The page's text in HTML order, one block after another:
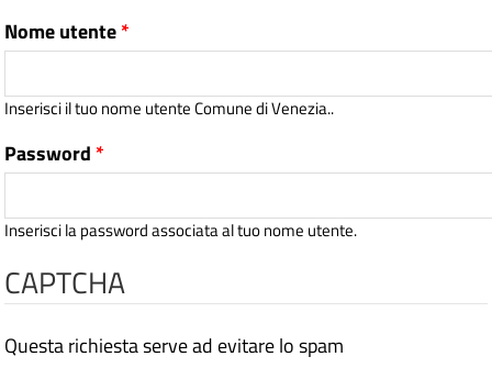
Nome utente*
Inserisci il tuo nome utente Comune di Venezia..
Password *
Inserisci la password associata al tuo nome utente.
CAPTCHA
Questa richiesta serve ad evitare lo spam